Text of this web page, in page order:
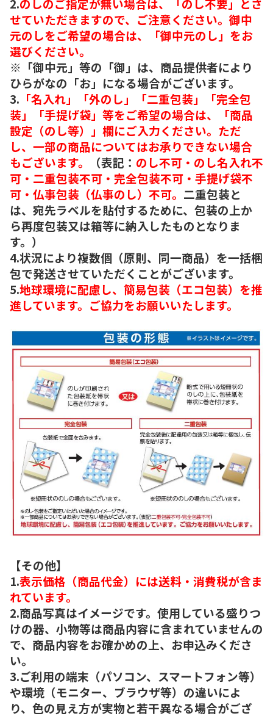
2.のしのご指定が無い場合は、「のし不要」とさ
せていただきますので、ご注意ください。御中
元のしをご希望の場合は、「御中元のし」をお
選びください。
※「御中元」等の「御」は、商品提供者により
ひらがなの「お」になる場合がございます。
3. 「名入れ」「外のし」「二重包装」「完全包
装」「手提げ袋」等をご希望の場合は、「商品
設定（のし等）」欄にご入力ください。ただ
し、一部の商品についてはお承りできない場合
もございます。
（表記： のし不可・のし名入れ不
可・二重包装不可・完全包装不可・手提げ袋不
可・仏事包装（仏事のし）不可。 二重包装と
は、宛先ラベルを貼付するために、包装の上か
ら再度包装又は箱等に納入したものとなりま
す。）
4.状況により複数個（原則、同一商品）を一括梱
包で発送させていただくことがございます。
5.地球環境に配慮し、簡易包装（エコ包装）を推
進しています。ご協力をお願いいたします。
【その他】
1.表示価格（商品代金）には送料・消費税が含ま
れています。
2.商品写真はイメージです。使用している盛りつ
けの器、小物等は商品内容に含まれていませんの
で、商品内容をお確かめの上、お申込みくださ
い。
3.ご利用の端末（パソコン、スマートフォン等）
や環境（モニター、ブラウザ等）の違いによ
り、色の見え方が実物と若干異なる場合がござ